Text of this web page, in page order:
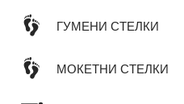
ГУМЕНИ СТЕЛКИ
МОКЕТНИ СТЕЛКИ